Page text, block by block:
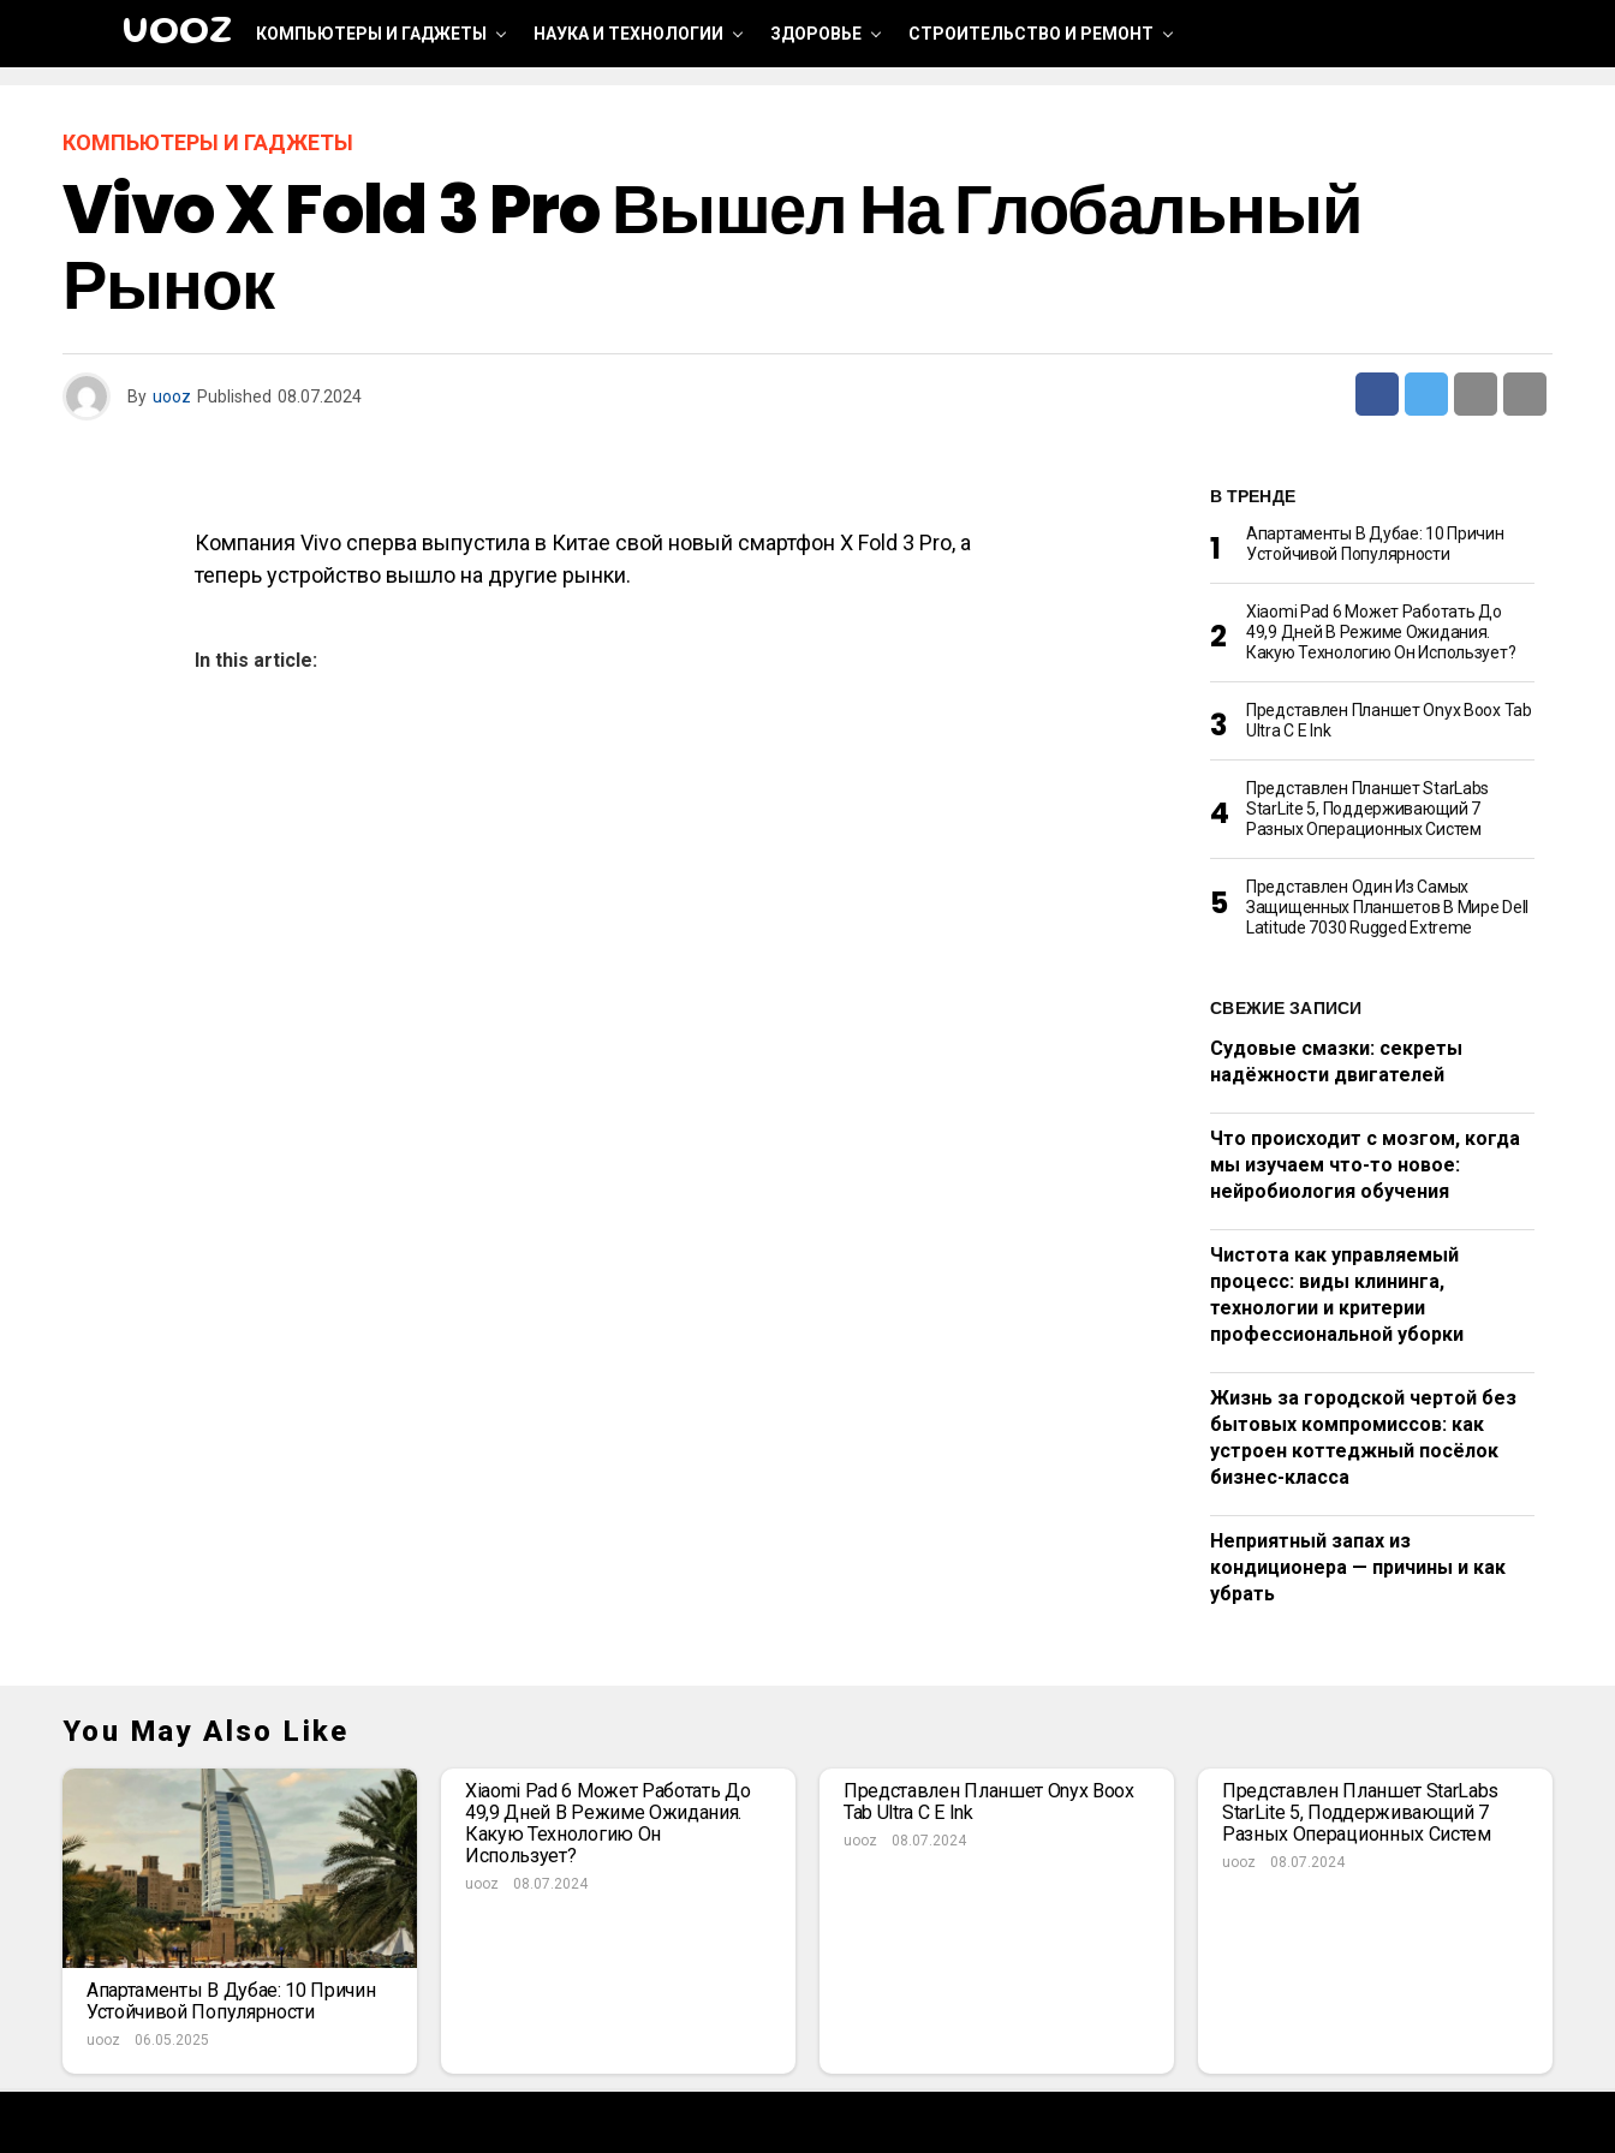
UOOZ КОМПЬЮТЕРЫ И ГАДЖЕТЫ НАУКА И ТЕХНОЛОГИИ ЗДОРОВЬЕ СТРОИТЕЛЬСТВО И РЕМОНТ
КОМПЬЮТЕРЫ И ГАДЖЕТЫ
Vivo X Fold 3 Pro Вышел На Глобальный
Рынок
By uooz Published 08.07.2024
Компания Vivo сперва выпустила в Китае свой новый смартфон X Fold 3 Pro, а
теперь устройство вышло на другие рынки.
In this article:
В ТРЕНДЕ
Апартаменты В Дубае: 10 Причин
Устойчивой Популярности
Xiaomi Pad 6 Может Работать До
49,9 Дней В Режиме Ожидания.
Какую Технологию Он Использует?
Представлен Планшет Onyx Boox Tab
Ultra C E Ink
Представлен Планшет StarLabs
StarLite 5, Поддерживающий 7
Разных Операционных Систем
Представлен Один Из Самых
Защищенных Планшетов В Мире Dell
Latitude 7030 Rugged Extreme
СВЕЖИЕ ЗАПИСИ
Судовые смазки: секреты
надёжности двигателей
Что происходит с мозгом, когда
мы изучаем что-то новое:
нейробиология обучения
Чистота как управляемый
процесс: виды клининга,
технологии и критерии
профессиональной уборки
Жизнь за городской чертой без
бытовых компромиссов: как
устроен коттеджный посёлок
бизнес-класса
Неприятный запах из
кондиционера — причины и как
убрать
You May Also Like
Апартаменты В Дубае: 10 Причин
Устойчивой Популярности
uooz 06.05.2025
Xiaomi Pad 6 Может Работать До
49,9 Дней В Режиме Ожидания.
Какую Технологию Он
Использует?
uooz 08.07.2024
Представлен Планшет Onyx Boox
Tab Ultra C E Ink
uooz 08.07.2024
Представлен Планшет StarLabs
StarLite 5, Поддерживающий 7
Разных Операционных Систем
uooz 08.07.2024